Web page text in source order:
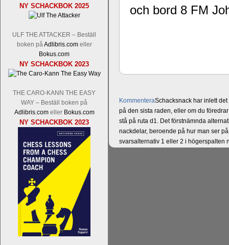
NY SCHACKBOK 2025
ULF THE ATTACKER – Beställ
boken påAdlibris.comeller
Bokus.com
NY SCHACKBOK 2023
THE CARO-KANN THE EASY
WAY – Beställ boken på
Adlibris.comeller Bokus.com
NY SCHACKBOK 2023
KommenteraSchacksnack har inlett
på den sista raden, eller om du
stå på ruta d1. Det förstnämnda
nackdelar, beroende på hur man ser
svarsalternativ 1 eller 2 i högerspalten
och bord 8 FM